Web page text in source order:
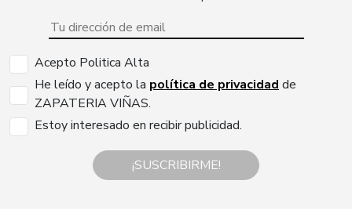
Acepto Politica Alta
He leído y acepto la política de privacidad de
ZAPATERIA VIÑAS.
Estoy interesado en recibir publicidad.
¡SUSCRIBIRME!